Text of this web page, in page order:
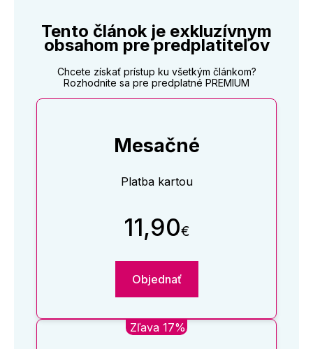
Tento článok je exkluzívnym
obsahom pre predplatiteľov
Chcete získať prístup ku všetkým článkom?
Rozhodnite sa pre predplatné PREMIUM
Mesačné
Platba kartou
11,90€
Objednať
Zľava 17%